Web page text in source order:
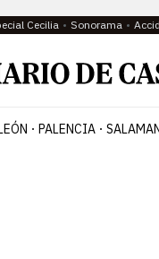
Cecilia Sonorama
PALENCIA